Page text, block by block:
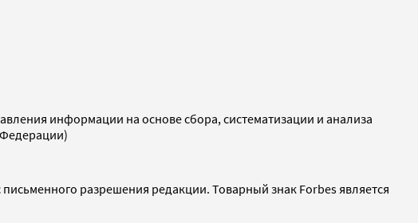
информации на основе сбора, систематизации и анализа
разрешения редакции. Товарный знак Forbes является